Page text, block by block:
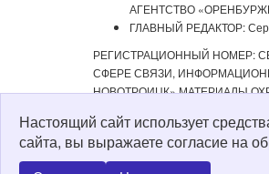
АГЕНТСТВО
ГЛАВНЫЙ РЕДАКТОР:
РЕГИСТРАЦИОННЫЙ НОМЕР:
СФЕРЕ СВЯЗИ,
НОВОТРОИЦК» МАТЕРИАЛЫ
ИЗДАНИИ «ГВАРДЕЕЦ ТРУДА.
Политика о персональных
Настоящий сайт использует
сайта, вы выражаете согласие на